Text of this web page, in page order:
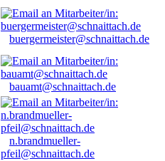
buergermeister@schnaittach.de
bauamt@schnaittach.de
n.brandmueller-
pfeil@schnaittach.de